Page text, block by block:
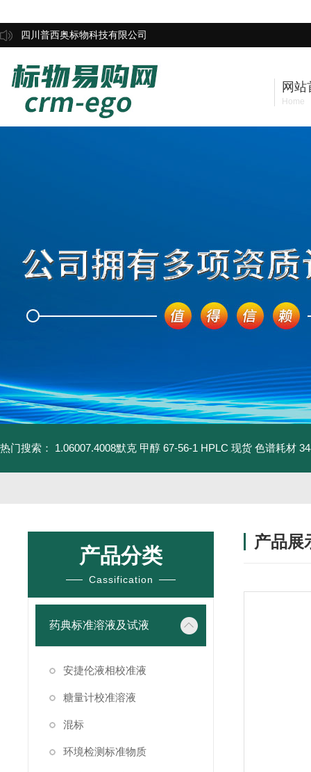
四川普西奥标物科技有限公司
网站
Home
热门搜索： 1.06007.4008默克 甲醇 67-56-1 HPLC 现货 色谱耗材
产品分类
Cassification
药典标准溶液及试液
安捷伦液相校准液
糖量计校准溶液
混标
环境检测标准物质
产品展